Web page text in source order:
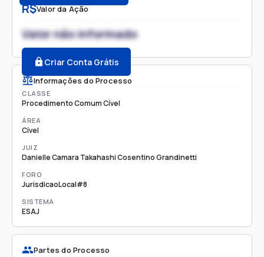
R$Valor da Ação
Valor não informado
Criar Conta Grátis
Informações do Processo
CLASSE
Procedimento Comum Cível
ÁREA
Cível
JUIZ
Danielle Camara Takahashi Cosentino Grandinetti
FORO
JurisdicaoLocal#8
SISTEMA
ESAJ
Partes do Processo